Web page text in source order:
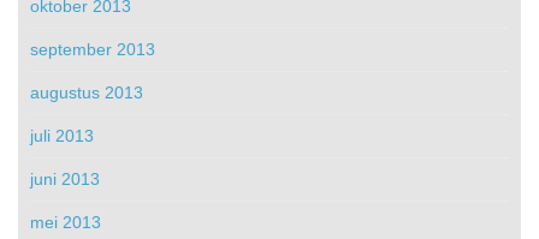
oktober 2013
september 2013
augustus 2013
juli 2013
juni 2013
mei 2013